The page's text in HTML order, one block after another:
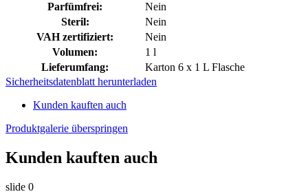
Parfümfrei:
Nein
Steril:
Nein
VAH zertifiziert:
Nein
Volumen:
1 l
Lieferumfang:
Karton 6 x 1 L Flasche
Sicherheitsdatenblatt herunterladen
Kunden kauften auch
Produktgalerie überspringen
Kunden kauften auch
slide 0